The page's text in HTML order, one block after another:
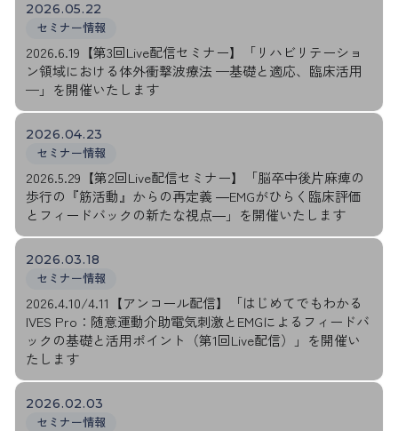
2026.05.22
セミナー情報
2026.6.19【第3回Live配信セミナー】「リハビリテーショ
ン領域における体外衝撃波療法 —基礎と適応、臨床活用
—」を開催いたします
2026.04.23
セミナー情報
2026.5.29【第2回Live配信セミナー】「脳卒中後片麻痺の
歩行の『筋活動』からの再定義 ―EMGがひらく臨床評価
とフィードバックの新たな視点―」を開催いたします
2026.03.18
セミナー情報
2026.4.10/4.11【アンコール配信】「はじめてでもわかる
IVES Pro：随意運動介助電気刺激とEMGによるフィードバ
ックの基礎と活用ポイント（第1回Live配信）」を開催い
たします
2026.02.03
セミナー情報